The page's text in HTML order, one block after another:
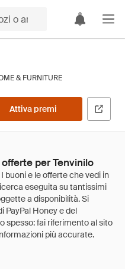
& FURNITURE
Attiva premi
per Tenvinilo